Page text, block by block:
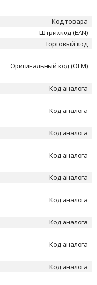
Код товара
Штрихкод (EAN)
Торговый код
Оригинальный код (OEM)
Код аналога
Код аналога
Код аналога
Код аналога
Код аналога
Код аналога
Код аналога
Код аналога
Код аналога